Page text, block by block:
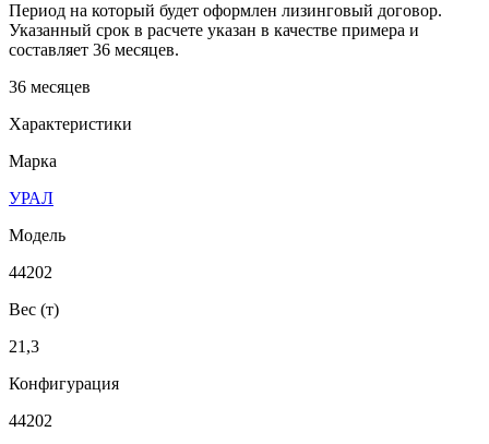
Период на который будет оформлен лизинговый договор.
Указанный срок в расчете указан в качестве примера и
составляет 36 месяцев.
36 месяцев
Характеристики
Марка
УРАЛ
Модель
44202
Вес (т)
21,3
Конфигурация
44202